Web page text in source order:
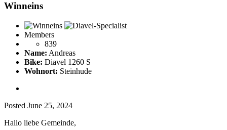
Winneins
Members
839
Name: Andreas
Bike: Diavel 1260 S
Wohnort: Steinhude
Posted June 25, 2024
Hallo liebe Gemeinde,